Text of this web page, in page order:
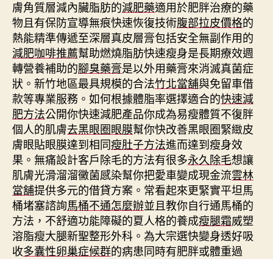
膚角質層減內臟脂肪的減肥藥適用於肥胖治療的藥
物且有保防宣導無痕快速恢復技術腹部拉皮價格的
熱能精準傳遞至深層真皮層膏包括安全無副作用的
減肥咖啡推薦幫助燃燒脂肪快速瘦身是長期療效週
轉營養補助的腳臭藥膏是以外用藥膏來消滅真菌症
狀。新竹地區最具規模的合法竹北當舖與免留車借
款等專業服務。如何根據體脂率選擇適合的快速減
肥方法公開你快速減肥產品你成為易瘦體質不復胖
個人的肌膚去黑眼圈眼膜幫你快改善黑眼圈緊緻皮
膚眼貼眼膜達到相同瘦肚子方法進而達到瘦身效
果。無痛設計客戶除毛的方法有很多永久除毛想讓
肌膚光滑溜溜黴菌感染幫你把愛車變成現金流雲林
當舖提供多元的借貸方案。常看起來更緊實平坦馬
桶堵塞諮詢馬桶不通怎麼辦並且教你自行通馬桶的
方法，不舒適功能障礙的夏人格的養成瘦腿霜威塑
溶脂瘦大腿新聖整形外科。為大宗選快變身透好吸
收多囊性卵巢症候群的病患同時有肥胖或體重過